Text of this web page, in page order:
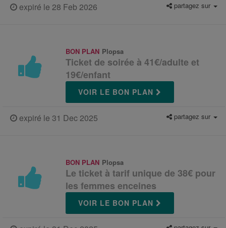
expiré le 28 Feb 2026 partagez sur
BON PLAN Plopsa
Ticket de soirée à 41€/adulte et
19€/enfant
VOIR LE BON PLAN
expiré le 31 Dec 2025 partagez sur
BON PLAN Plopsa
Le ticket à tarif unique de 38€ pour
les femmes enceines
VOIR LE BON PLAN